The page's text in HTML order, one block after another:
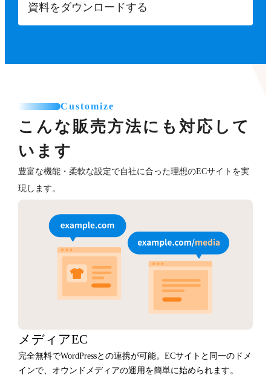
資料をダウンロードする
Customize
こんな販売方法にも対応して
います
豊富な機能・柔軟な設定で自社に合った理想のECサイトを実
現します。
メディアEC
完全無料でWordPressとの連携が可能。ECサイトと同一のドメ
インで、オウンドメディアの運用を簡単に始められます。